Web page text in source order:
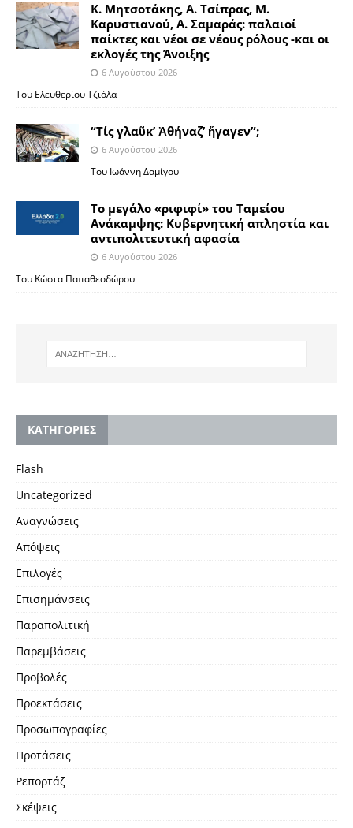
Κ. Μητσοτάκης, Α. Τσίπρας, Μ.
Καρυστιανού, Α. Σαμαράς: παλαιοί
παίκτες και νέοι σε νέους ρόλους -και οι
εκλογές της Άνοιξης
6 Αυγούστου 2026
Του Ελευθερίου Τζιόλα
“Τίς γλαῦκ’ Ἀθήναζ’ ἤγαγεν”;
6 Αυγούστου 2026
Του Ιωάννη Δαμίγου
Το μεγάλο «ριφιφί» του Ταμείου
Ανάκαμψης: Κυβερνητική απληστία και
αντιπολιτευτική αφασία
6 Αυγούστου 2026
Του Κώστα Παπαθεοδώρου
KΑΤΗΓΟΡΙΕΣ
Flash
Uncategorized
Αναγνώσεις
Απόψεις
Επιλογές
Επισημάνσεις
Παραπολιτική
Παρεμβάσεις
Προβολές
Προεκτάσεις
Προσωπογραφίες
Προτάσεις
Ρεπορτάζ
Σκέψεις